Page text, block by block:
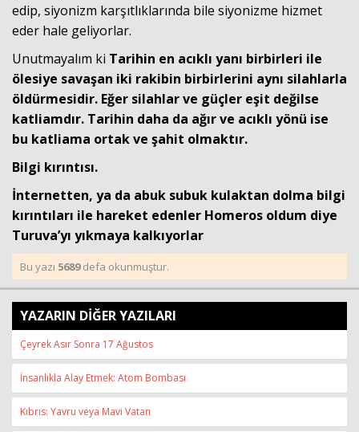
edip, siyonizm karşıtlıklarında bile siyonizme hizmet
eder hale geliyorlar.
Unutmayalım ki Tarihin en acıklı yanı birbirleri ile
ölesiye savaşan iki rakibin birbirlerini aynı silahlarla
öldürmesidir. Eğer silahlar ve güçler eşit değilse
katliamdır. Tarihin daha da ağır ve acıklı yönü ise
bu katliama ortak ve şahit olmaktır.
Bilgi kırıntısı.
İnternetten, ya da abuk subuk kulaktan dolma bilgi
kırıntıları ile hareket edenler Homeros oldum diye
Turuva’yı yıkmaya kalkıyorlar
Bu yazı 5689defa okunmuştur.
YAZARIN DİĞER YAZILARI
Çeyrek Asır Sonra 17 Ağustos
İnsanlıkla Alay Etmek: Atom Bombası
Kıbrıs: Yavru veya Mavi Vatan